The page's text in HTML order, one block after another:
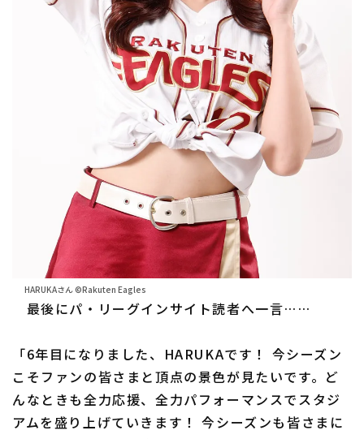
HARUKAさん ©Rakuten Eagles
最後にパ・リーグインサイト読者へ一言……
「6年目になりました、HARUKAです！ 今シーズン
こそファンの皆さまと頂点の景色が見たいです。ど
んなときも全力応援、全力パフォーマンスでスタジ
アムを盛り上げていきます！ 今シーズンも皆さまに